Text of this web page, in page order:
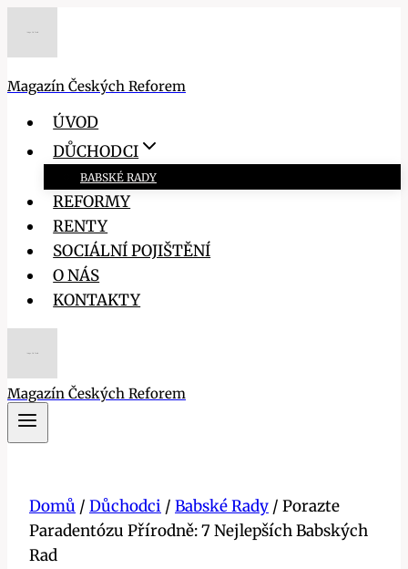
Magazín Českých Reforem
ÚVOD
DŮCHODCI
BABSKÉ RADY
REFORMY
RENTY
SOCIÁLNÍ POJIŠTĚNÍ
O NÁS
KONTAKTY
Magazín Českých Reforem
Domů / Důchodci / Babské Rady / Porazte
Paradentózu Přírodně: 7 Nejlepších Babských
Rad